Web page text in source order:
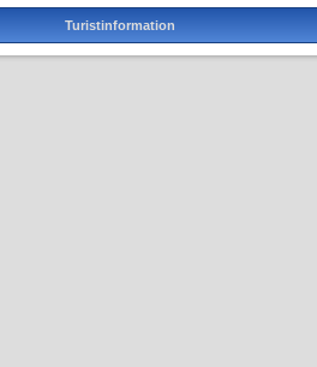
Turistinformation